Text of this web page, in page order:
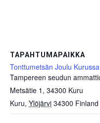
TAPAHTUMAPAIKKA
Tonttumetsän Joulu Kurussa
Tampereen seudun
Metsätie 1, 34300 Kuru
Kuru, Ylöjärvi 34300 Finland